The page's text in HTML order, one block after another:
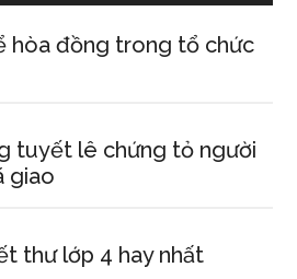
thuộc
sao
hòa đồng trong tổ chức
tuyết lê chứng tỏ người
giao
thư lớp 4 hay nhất